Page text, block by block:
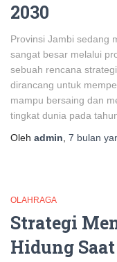
2030
Provinsi Jambi sedang
sangat besar melalui
sebuah rencana
dirancang untuk
mampu bersaing dan
tingkat dunia pada
Oleh admin 7 bulan
OLAHRAGA
Strategi
Hidung